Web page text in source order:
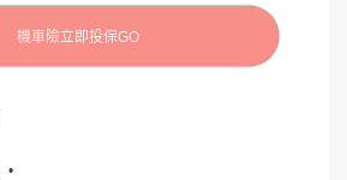
機車險立即投保GO